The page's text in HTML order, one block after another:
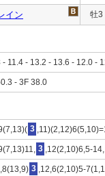
イン 牡3
- 11.4 - 13.2 - 13.6 - 12.0 -
- 3F 38.0
3
3 ,12(2,10)6,5-
3 ,12,6(2,10)5-